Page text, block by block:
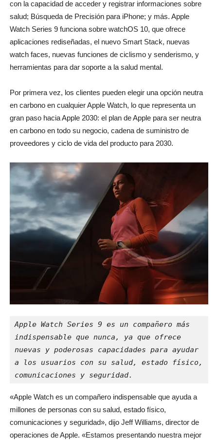
con la capacidad de acceder y registrar informaciones sobre
salud; Búsqueda de Precisión para iPhone; y más. Apple
Watch Series 9 funciona sobre watchOS 10, que ofrece
aplicaciones rediseñadas, el nuevo Smart Stack, nuevas
watch faces, nuevas funciones de ciclismo y senderismo, y
herramientas para dar soporte a la salud mental.
Por primera vez, los clientes pueden elegir una opción neutra
en carbono en cualquier Apple Watch, lo que representa un
gran paso hacia Apple 2030: el plan de Apple para ser neutra
en carbono en todo su negocio, cadena de suministro de
proveedores y ciclo de vida del producto para 2030.
Apple Watch Series 9 es un compañero más
indispensable que nunca, ya que ofrece
nuevas y poderosas capacidades para ayudar
a los usuarios con su salud, estado físico,
comunicaciones y seguridad.
«Apple Watch es un compañero indispensable que ayuda a
millones de personas con su salud, estado físico,
comunicaciones y seguridad», dijo Jeff Williams, director de
operaciones de Apple. «Estamos presentando nuestra mejor